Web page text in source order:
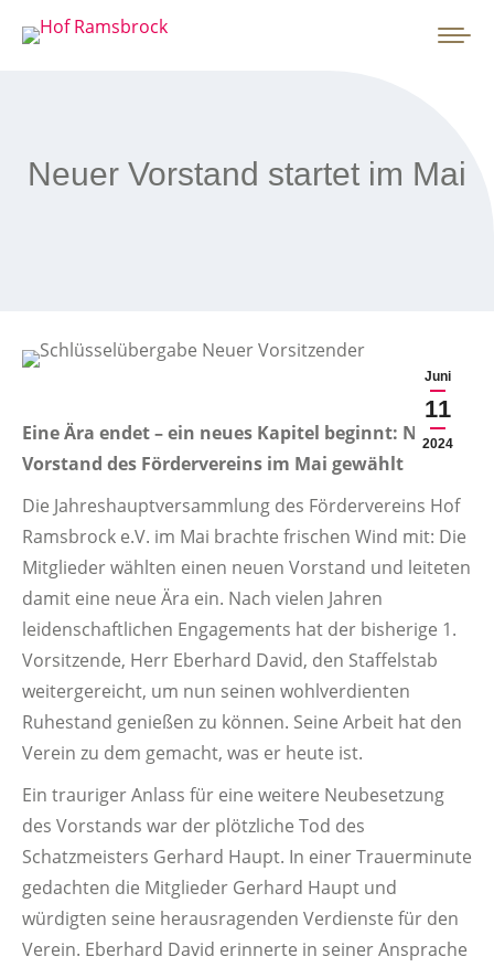
Neuer Vorstand startet im Mai
Juni
11
2024
Eine Ära endet – ein neues Kapitel beginnt: Neuer
Vorstand des Fördervereins im Mai gewählt
Die Jahreshauptversammlung des Fördervereins Hof
Ramsbrock e.V. im Mai brachte frischen Wind mit: Die
Mitglieder wählten einen neuen Vorstand und leiteten
damit eine neue Ära ein. Nach vielen Jahren
leidenschaftlichen Engagements hat der bisherige 1.
Vorsitzende, Herr Eberhard David, den Staffelstab
weitergereicht, um nun seinen wohlverdienten
Ruhestand genießen zu können. Seine Arbeit hat den
Verein zu dem gemacht, was er heute ist.
Ein trauriger Anlass für eine weitere Neubesetzung
des Vorstands war der plötzliche Tod des
Schatzmeisters Gerhard Haupt. In einer Trauerminute
gedachten die Mitglieder Gerhard Haupt und
würdigten seine herausragenden Verdienste für den
Verein. Eberhard David erinnerte in seiner Ansprache